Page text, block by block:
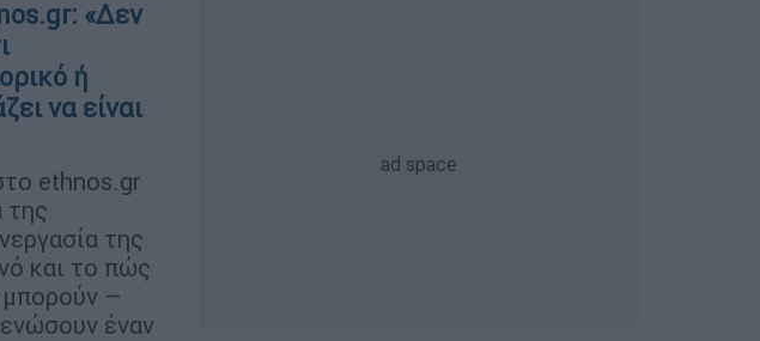
«Δεν
ή
να είναι
ethnos.gr
της
της
και το πώς
μπορούν –
έναν